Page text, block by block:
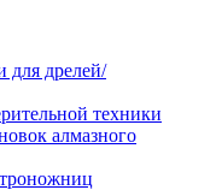
для дрелей/
техники
алмазного